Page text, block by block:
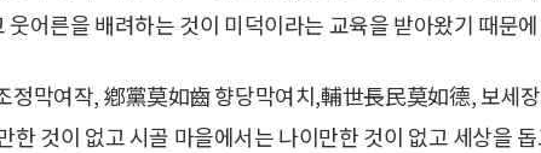
웃어른을 배려하는 것이 미덕이라는 교육을 받아왔기 때문
정막여작, 鄕黨莫如齒 향당막여치,輔世長民莫如德, 보세
한 것이 없고 시골 마을에서는 나이만한 것이 없고 세상을